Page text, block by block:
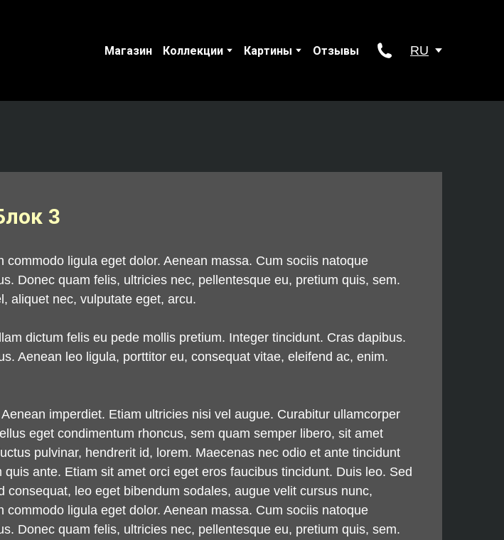
Магазин Коллекции Картины Отзывы RU
3
ligula eget dolor. Aenean massa. Cum sociis natoque
Donec quam felis, ultricies nec, pellentesque eu, pretium quis, sem.
aliquet nec, vulputate eget, arcu.
dictum felis eu pede mollis pretium. Integer tincidunt. Cras dapibus.
Aenean leo ligula, porttitor eu, consequat vitae, eleifend ac, enim.
imperdiet. Etiam ultricies nisi vel augue. Curabitur ullamcorper
eget condimentum rhoncus, sem quam semper libero, sit amet
pulvinar, hendrerit id, lorem. Maecenas nec odio et ante tincidunt
ante. Etiam sit amet orci eget eros faucibus tincidunt. Duis leo. Sed
leo eget bibendum sodales, augue velit cursus nunc,
ligula eget dolor. Aenean massa. Cum sociis natoque
Donec quam felis, ultricies nec, pellentesque eu, pretium quis, sem.